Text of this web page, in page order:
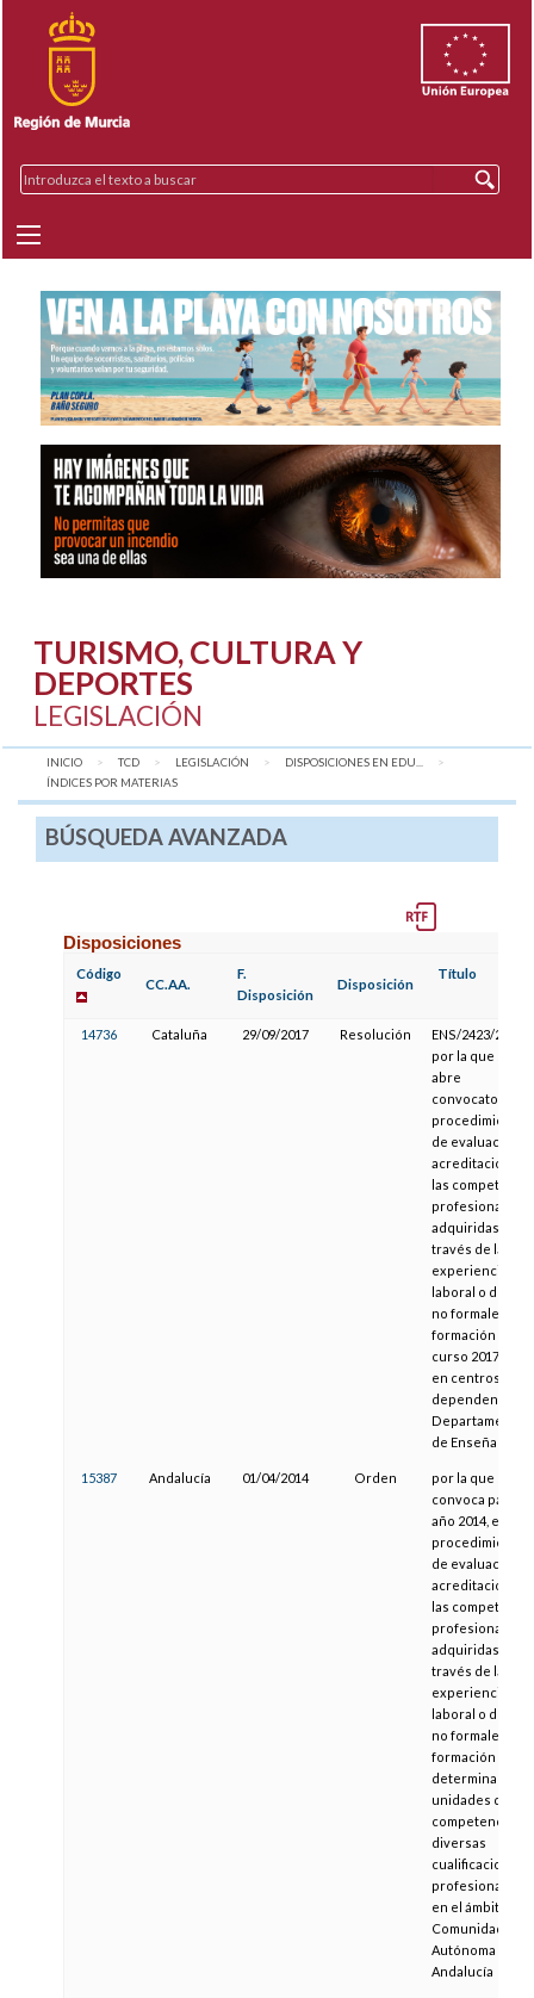
TURISMO, CULTURA Y
DEPORTES
LEGISLACIÓN
INICIO TCD LEGISLACIÓN
DISPOSICIONES EN EDU...
AQUÍ:
ÍNDICES POR MATERIAS
BÚSQUEDA AVANZADA
Disposiciones
Código
CC.AA.
F.
Disposición
Disposición
Título
14736 Cataluña 29/09/2017 Resolución
ENS/2423/2017,
por la que se
abre
convocatoria
procedimiento
de evaluación y
acreditación de
las
profesionales
adquiridas a
través de la
experiencia
laboral o de vías
no formales de
formación para
curso 2017-2018
en centros que
dependen del
Departamento
de Enseñanza
15387 Andalucía 01/04/2014 Orden
por la que se
convoca para el
año 2014, el
procedimiento
de evaluación y
acreditación de
las
profesionales
adquiridas a
través de la
experiencia
laboral o de vías
no formales de
formación para
determinadas
unidades de
competencia de
diversas
cualificaciones
profesionales,
en el ámbito de
Comunidad
Autónoma de
Andalucía